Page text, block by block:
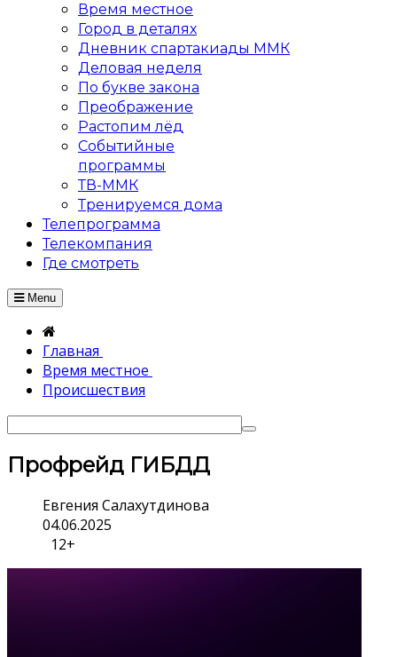
Время местное
Город в деталях
Дневник спартакиады ММК
Деловая неделя
По букве закона
Преображение
Растопим лёд
Событийные
программы
ТВ-ММК
Тренируемся дома
Телепрограмма
Телекомпания
Где смотреть
Menu
Главная
Время местное
Происшествия
Профрейд ГИБДД
Евгения Салахутдинова
04.06.2025
12+